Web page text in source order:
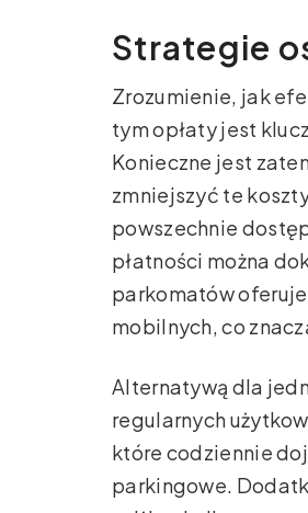
Strategie
Zrozumienie, jak
tym opłaty jest
Konieczne jest
zmniejszyć te
powszechnie
płatności można
parkomatów
mobilnych, co
Alternatywą dla
regularnych
które codziennie
parkingowe.